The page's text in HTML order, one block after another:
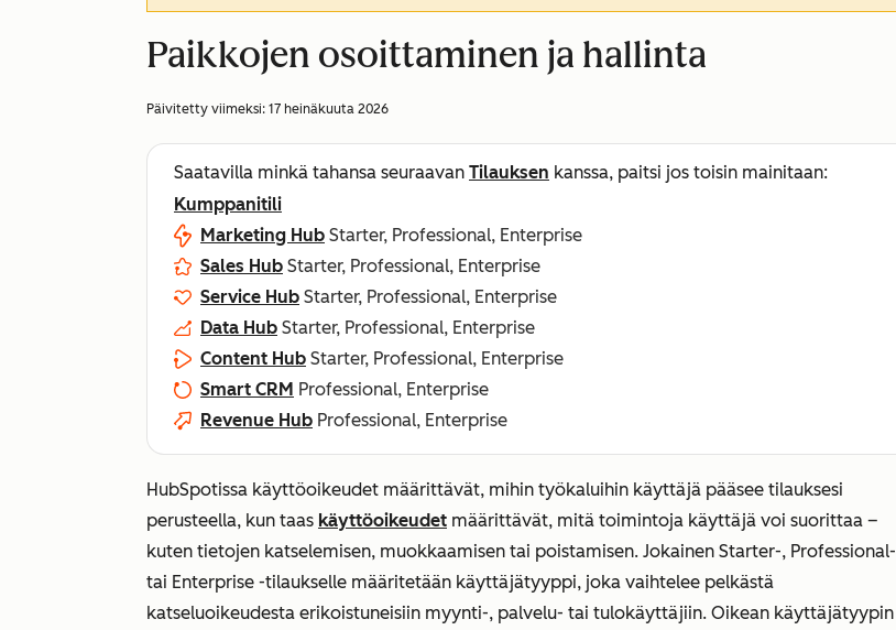
Paikkojen osoittaminen ja hallinta
Päivitetty viimeksi: 17 heinäkuuta 2026
Saatavilla minkä tahansa seuraavan Tilauksen kanssa, paitsi jos toisin mainitaan:
Kumppanitili
Marketing Hub Starter, Professional, Enterprise
Sales Hub Starter, Professional, Enterprise
Service Hub Starter, Professional, Enterprise
Data Hub Starter, Professional, Enterprise
Content Hub Starter, Professional, Enterprise
Smart CRM Professional, Enterprise
Revenue Hub Professional, Enterprise
HubSpotissa käyttöoikeudet määrittävät, mihin työkaluihin käyttäjä pääsee tilauksesi
perusteella, kun taas käyttöoikeudet määrittävät, mitä toimintoja käyttäjä voi suorittaa –
kuten tietojen katselemisen, muokkaamisen tai poistamisen. Jokainen Starter-, Professional-
tai Enterprise -tilaukselle määritetään käyttäjätyyppi, joka vaihtelee pelkästä
katseluoikeudesta erikoistuneisiin myynti-, palvelu- tai tulokäyttäjiin. Oikean käyttäjätyypin